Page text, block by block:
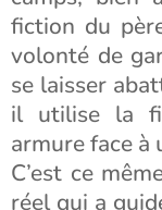
fiction du
volonté de
se laisser
il utilise la
armure face à
C’est ce
réel qui a